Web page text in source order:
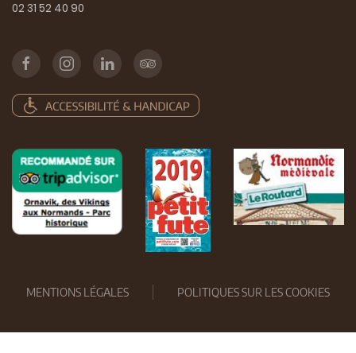
02 31 52 40 90
MENTIONS LÉGALES POLITIQUES SUR LES COOKIES